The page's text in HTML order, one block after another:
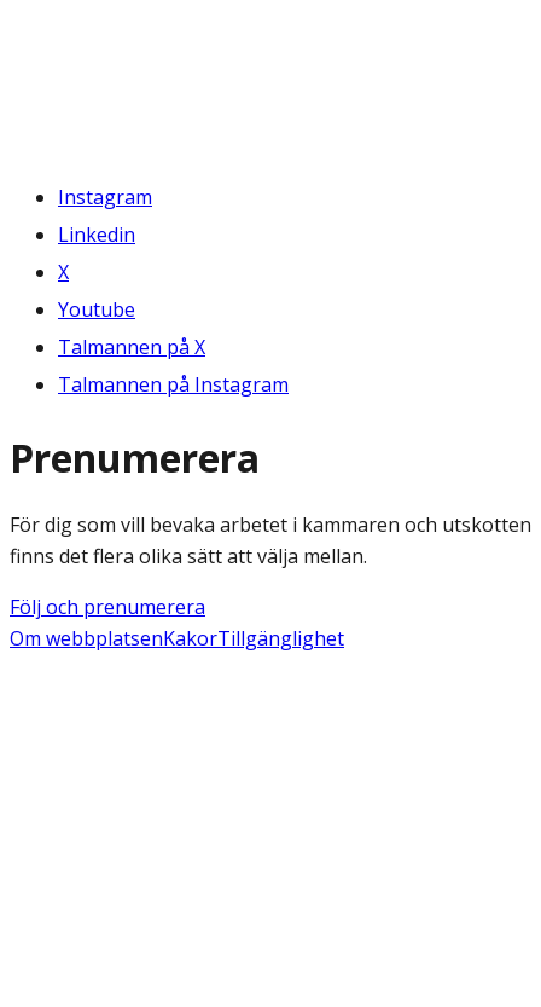
Instagram
Linkedin
X
Youtube
Talmannen på X
Talmannen på Instagram
Prenumerera
För dig som vill bevaka arbetet i kammaren och utskotten
finns det flera olika sätt att välja mellan.
Följ och prenumerera
Om webbplatsenKakorTillgänglighet